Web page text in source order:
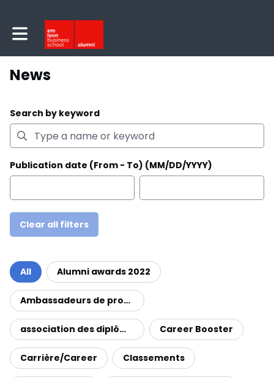
Toggle main navigation
News
Search by keyword
Publication date (From - To) (MM/DD/YYYY)
Clear all filters
Filter by category
All Alumni awards 2022
Ambassadeurs de promotion
association des diplômés (emlyon alumni) Career Booster
Carrière/Career Classements